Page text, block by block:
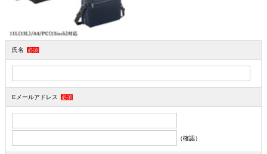
氏名 必須
Eメールアドレス 必須
（確認）